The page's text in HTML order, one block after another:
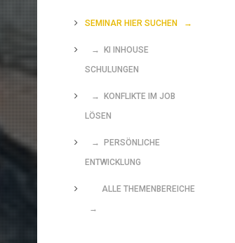
SEMINAR HIER SUCHEN →
→ KI INHOUSE
SCHULUNGEN
→ KONFLIKTE IM JOB
LÖSEN
→ PERSÖNLICHE
ENTWICKLUNG
ALLE THEMENBEREICHE
→